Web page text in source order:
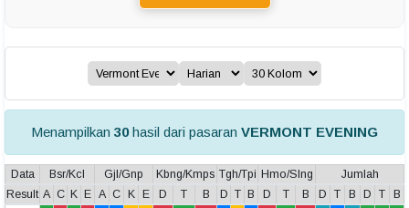
Menampilkan 30hasil dari pasaran VERMONT EVENING
Data Bsr/Kcl Gjl/Gnp Kbng/Kmps Tgh/Tpi Hmo/Slng
Jumlah
Result A C K E A C K E D T B D T B D T B D T B D T
B